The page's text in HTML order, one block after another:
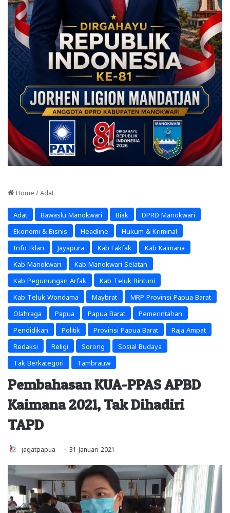
Home / Adat
Adat Bawaslu Manokwari Biak DPRD Manokwari
Ekonomi & Bisnis Headline Hukum & Kriminal
Info Iklan Jayapura Kab Fakfak Kab Kaimana
Kab Manokwari Kab Manokwari Selatan
Kab Pegunungan Arfak Kab Teluk Bintuni
Kab Teluk Wondama Maybrat MRP Provinsi Papua Barat
Olahraga Papua Papua Barat Pemerintahan
Pendidikan Politik Provinsi Papua Barat Raja Ampat
Redaksi Religi Sorong Sosial Budaya
Tak Berkategori Tambrauw
Pembahasan KUA-PPAS APBD
Kaimana 2021, Tak Dihadiri
TAPD
jagatpapua 31 Januari 2021